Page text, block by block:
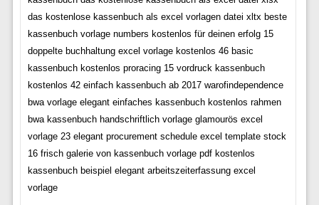
das kostenlose kassenbuch als excel vorlagen datei xltx beste
kassenbuch vorlage numbers kostenlos für deinen erfolg 15
doppelte buchhaltung excel vorlage kostenlos 46 basic
kassenbuch kostenlos proracing 15 vordruck kassenbuch
kostenlos 42 einfach kassenbuch ab 2017 warofindependence
bwa vorlage elegant einfaches kassenbuch kostenlos rahmen
bwa kassenbuch handschriftlich vorlage glamourös excel
vorlage 23 elegant procurement schedule excel template stock
16 frisch galerie von kassenbuch vorlage pdf kostenlos
kassenbuch beispiel elegant arbeitszeiterfassung excel
vorlage